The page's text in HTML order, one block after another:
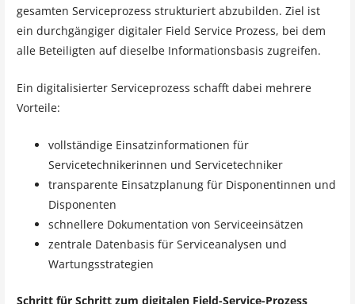
gesamten Serviceprozess strukturiert abzubilden. Ziel ist
ein durchgängiger digitaler Field Service Prozess, bei dem
alle Beteiligten auf dieselbe Informationsbasis zugreifen.
Ein digitalisierter Serviceprozess schafft dabei mehrere
Vorteile:
vollständige Einsatzinformationen für
Servicetechnikerinnen und Servicetechniker
transparente Einsatzplanung für Disponentinnen und
Disponenten
schnellere Dokumentation von Serviceeinsätzen
zentrale Datenbasis für Serviceanalysen und
Wartungsstrategien
Schritt für Schritt zum digitalen Field-Service-Prozess